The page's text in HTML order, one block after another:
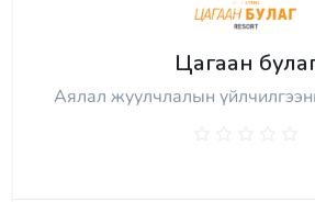
Цагаан
Аялал жуулчлалын